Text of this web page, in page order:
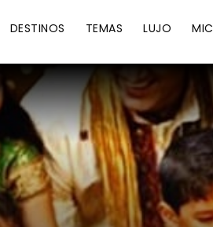
DESTINOS TEMAS LUJO